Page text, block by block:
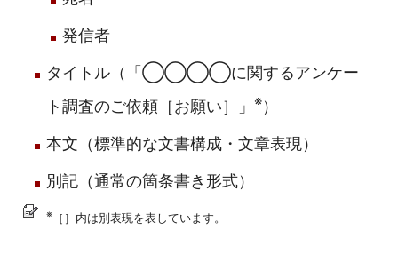
発信者
タイトル（「◯◯◯◯に関するアンケー
ト調査のご依頼［お願い］」 ※）
本文（標準的な文書構成・文章表現）
別記（通常の箇条書き形式）
※ ［］内は別表現を表しています。